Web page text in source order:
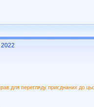
для перегляду приєднаних до